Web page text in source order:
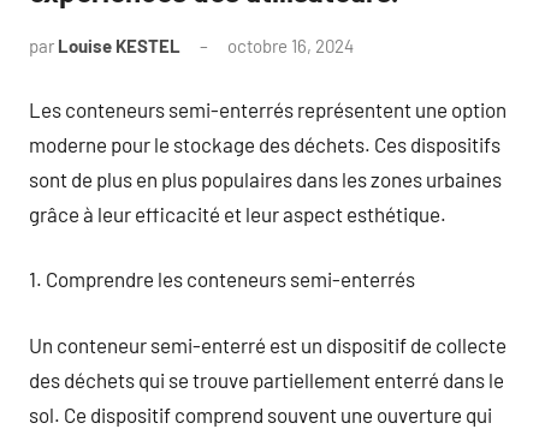
par Louise KESTEL octobre 16, 2024
Les conteneurs semi-enterrés représentent une option
moderne pour le stockage des déchets. Ces dispositifs
sont de plus en plus populaires dans les zones urbaines
grâce à leur efficacité et leur aspect esthétique.
1. Comprendre les conteneurs semi-enterrés
Un conteneur semi-enterré est un dispositif de collecte
des déchets qui se trouve partiellement enterré dans le
sol. Ce dispositif comprend souvent une ouverture qui